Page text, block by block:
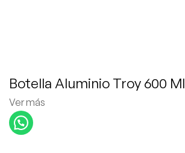
Botella Aluminio Troy 600 Ml
Ver más